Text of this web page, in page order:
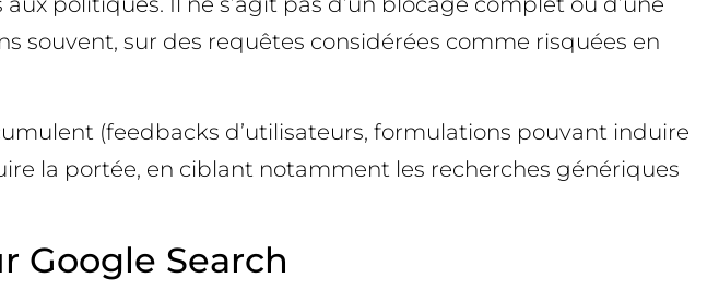
souvent, sur des requêtes considérées comme risquées en
(feedbacks d’utilisateurs, formulations pouvant induire
la portée, en ciblant notamment les recherches génériques
Google Search